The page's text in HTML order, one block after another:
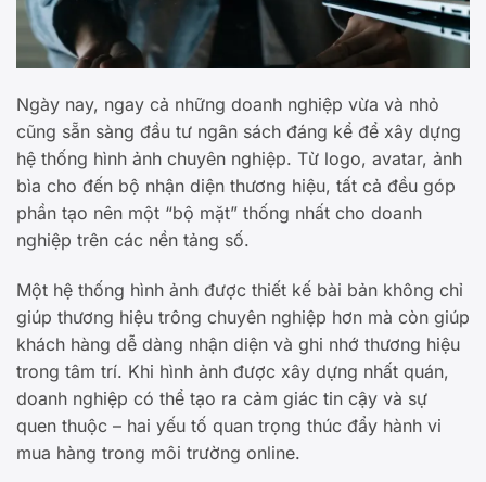
Ngày nay, ngay cả những doanh nghiệp vừa và nhỏ
cũng sẵn sàng đầu tư ngân sách đáng kể để xây dựng
hệ thống hình ảnh chuyên nghiệp. Từ logo, avatar, ảnh
bìa cho đến bộ nhận diện thương hiệu, tất cả đều góp
phần tạo nên một “bộ mặt” thống nhất cho doanh
nghiệp trên các nền tảng số.
Một hệ thống hình ảnh được thiết kế bài bản không chỉ
giúp thương hiệu trông chuyên nghiệp hơn mà còn giúp
khách hàng dễ dàng nhận diện và ghi nhớ thương hiệu
trong tâm trí. Khi hình ảnh được xây dựng nhất quán,
doanh nghiệp có thể tạo ra cảm giác tin cậy và sự
quen thuộc – hai yếu tố quan trọng thúc đẩy hành vi
mua hàng trong môi trường online.